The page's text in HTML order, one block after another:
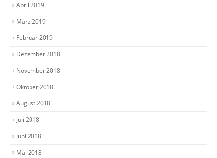
April 2019
März 2019
Februar 2019
Dezember 2018
November 2018
Oktober 2018
August 2018
Juli 2018
Juni 2018
Mai 2018